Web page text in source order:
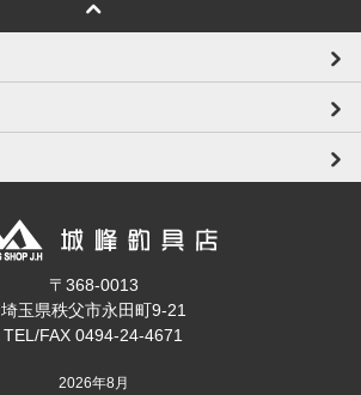
〒368-0013
埼玉県秩父市永田町9-21
TEL/FAX 0494-24-4671
2026年8月